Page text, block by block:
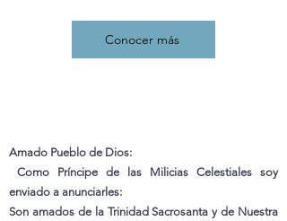
Conocer más
Amado Pueblo de Dios:
Como Príncipe de las Milicias Celestiales soy
enviado a anunciarles:
Son amados de la Trinidad Sacrosanta y de Nuestra